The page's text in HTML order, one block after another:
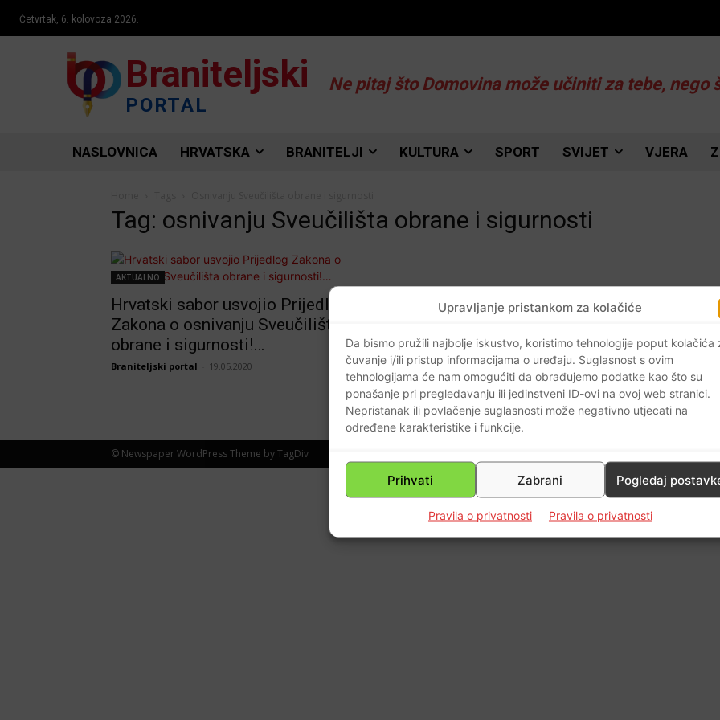
Upravljanje pristankom za kolačiće
Da bismo pružili najbolje iskustvo, koristimo tehnologije poput kolačića
čuvanje i/ili pristup informacijama o uređaju. Suglasnost s ovim
tehnologijama će nam omogućiti da obrađujemo podatke kao što su
ponašanje pri pregledavanju ili jedinstveni ID-ovi na ovoj web stranici.
Nepristanak ili povlačenje suglasnosti može negativno utjecati na
određene karakteristike i funkcije.
Prihvati Zabrani Pogledaj
Pravila o privatnosti Pravila o privatnosti
Četvrtak, 6. kolovoza 2026.
Braniteljski
PORTAL
Ne pitaj što Domovina može učiniti za tebe, nego
NASLOVNICA HRVATSKA BRANITELJI KULTURA SPORT SVIJET VJERA
Tag: osnivanju Sveučilišta obrane i sigurnosti
AKTUALNO
Hrvatski sabor usvojio Prijedlog
Zakona o osnivanju Sveučilišta
obrane i sigurnosti!…
Braniteljski portal 19.05.2020 0
© Newspaper WordPress Theme by TagDiv